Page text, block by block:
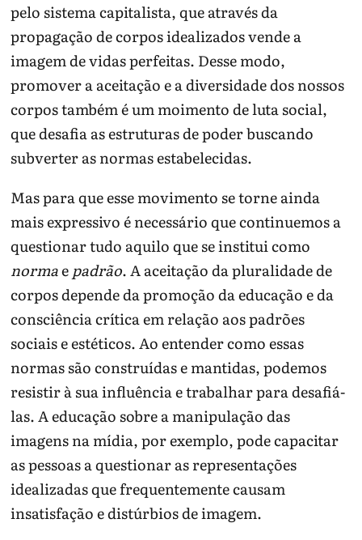
pelo sistema capitalista, que através da
propagação de corpos idealizados vende a
imagem de vidas perfeitas. Desse modo,
promover a aceitação e a diversidade dos nossos
corpos também é um moimento de luta social,
que desafia as estruturas de poder buscando
subverter as normas estabelecidas.
Mas para que esse movimento se torne ainda
mais expressivo é necessário que continuemos a
questionar tudo aquilo que se institui como
normae padrão. A aceitação da pluralidade de
corpos depende da promoção da educação e da
consciência crítica em relação aos padrões
sociais e estéticos. Ao entender como essas
normas são construídas e mantidas, podemos
resistir à sua influência e trabalhar para desafiá-
las. A educação sobre a manipulação das
imagens na mídia, por exemplo, pode capacitar
as pessoas a questionar as representações
idealizadas que frequentemente causam
insatisfação e distúrbios de imagem.